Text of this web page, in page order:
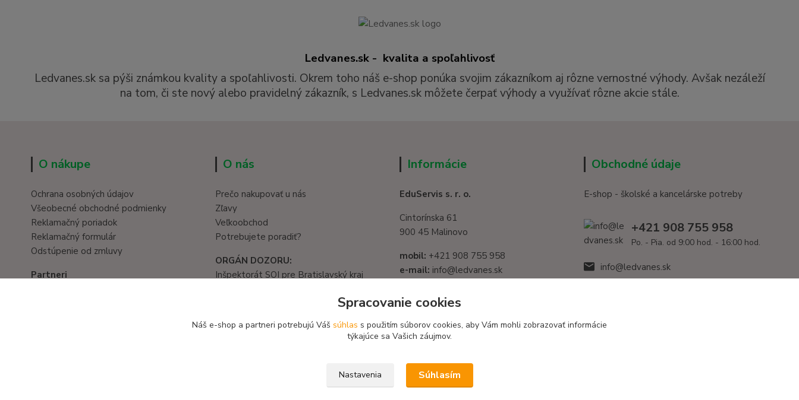
Ledvanes.sk - kvalita a spoľahlivosť
Ledvanes.sk sa pýši známkou kvality a spoľahlivosti. Okrem toho náš e-shop ponúka svojim zákazníkom aj rôzne vernostné výhody. Avšak nezáleží
na tom, či ste nový alebo pravidelný zákazník, s Ledvanes.sk môžete čerpať výhody a využívať rôzne akcie stále.
O nákupe
Ochrana osobných údajov
Všeobecné obchodné podmienky
Reklamačný poriadok
Reklamačný formulár
Odstúpenie od zmluvy
Partneri
O nás
Prečo nakupovať u nás
Zľavy
Veľkoobchod
Potrebujete poradiť?
ORGÁN DOZORU:
Inšpektorát SOI pre Bratislavský kraj
Informácie
EduServis s. r. o.
Cintorínska 61
900 45 Malinovo
mobil: +421 908 755 958
e-mail: info@ledvanes.sk
DIČ:2122156135
Obchodné údaje
E-shop - školské a kancelárske potreby
+421 908 755 958
Po. - Pia. od 9:00 hod. - 16:00 hod.
info@ledvanes.sk
Spracovanie cookies
Náš e-shop a partneri potrebujú Váš súhlas s použitím súborov cookies, aby Vám mohli zobrazovať informácie
týkajúce sa Vašich záujmov.
Nastavenia Súhlasím